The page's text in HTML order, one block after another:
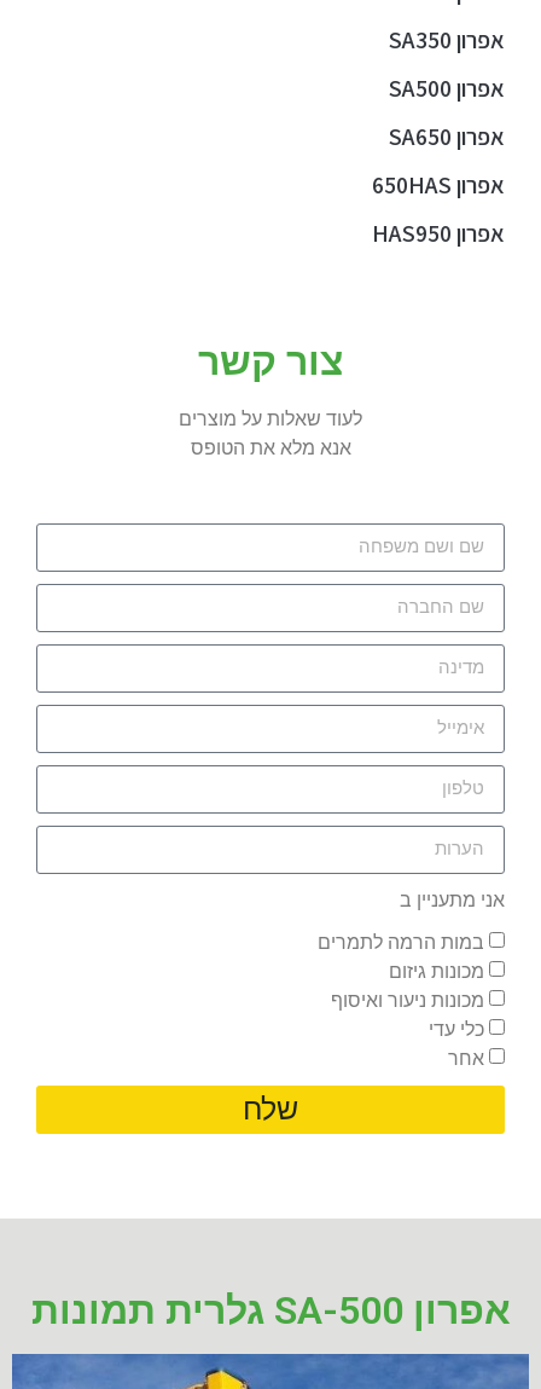
אפרון SA350
אפרון SA500
אפרון SA650
אפרון 650HAS
אפרון HAS950
צור קשר
לעוד שאלות על מוצרים
אנא מלא את הטופס
אני מתעניין ב
במות הרמה לתמרים
מכונות גיזום
מכונות ניעור ואיסוף
כלי עדי
אחר
שלח
אפרון SA-500 גלרית תמונות